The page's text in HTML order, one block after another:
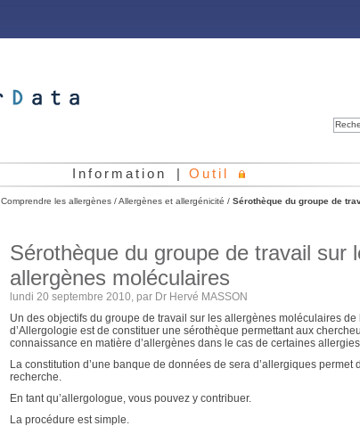
Information | Outil
Comprendre les allergènes/Allergènes et allergénicité / Sérothèque du groupe de
Sérothèque du groupe de travail sur
allergènes moléculaires
lundi 20 septembre 2010, par Dr Hervé MASSON
Un des objectifs du groupe de travail sur les allergènes moléculaires de
d’Allergologie est de constituer une sérothèque permettant aux
connaissance en matière d’allergènes dans le cas de certaines
La constitution d’une banque de données de sera d’allergiques permet
recherche.
En tant qu’allergologue, vous pouvez y contribuer.
La procédure est simple.